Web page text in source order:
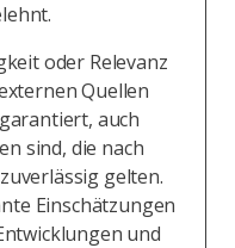
oder Relevanz
Quellen
auch
sind, die nach
gelten.
Einschätzungen
und